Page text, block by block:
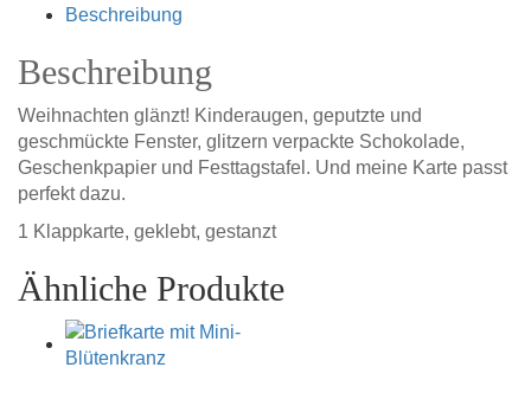
Beschreibung
Beschreibung
Weihnachten glänzt! Kinderaugen, geputzte und
geschmückte Fenster, glitzern verpackte Schokolade,
Geschenkpapier und Festtagstafel. Und meine Karte passt
perfekt dazu.
1 Klappkarte, geklebt, gestanzt
Ähnliche Produkte